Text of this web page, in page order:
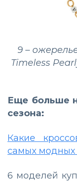
9 –
Timeless
Еще больше
сезона:
Какие
самых модных
6 моделей